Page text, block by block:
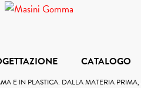
CATALOGO
E IN PLASTICA. DALLA MATERIA